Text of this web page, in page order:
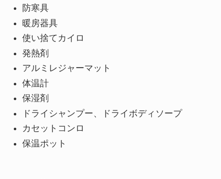
防寒具
暖房器具
使い捨てカイロ
発熱剤
アルミレジャーマット
体温計
保湿剤
ドライシャンプー、ドライボディソープ
カセットコンロ
保温ポット